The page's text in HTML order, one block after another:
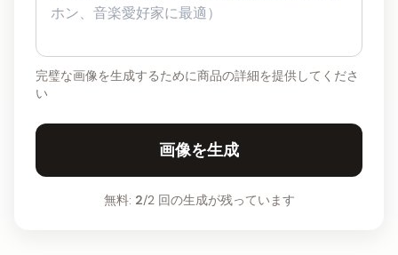
完璧な画像を生成するために商品の詳細を提供してくださ
い
画像を生成
無料: 2/2 回の生成が残っています